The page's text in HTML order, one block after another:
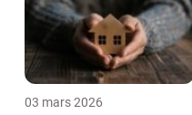
03 mars 2026